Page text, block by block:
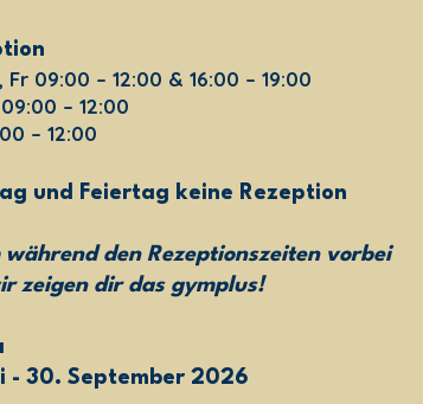
Fr 09:00 – 12:00 & 16:00 – 19:00
– 12:00
– 12:00
und Feiertag keine Rezeption
während den Rezeptionszeiten vorbei
zeigen dir das gymplus!
- 30. September 2026